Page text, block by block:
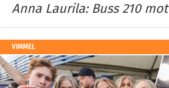
Anna Laurila: Buss 210
VIMMEL